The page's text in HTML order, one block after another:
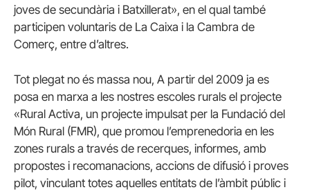
joves de secundària i Batxillerat», en el qual també
participen voluntaris de La Caixa i la Cambra de
Comerç, entre d’altres.
Tot plegat no és massa nou, A partir del 2009 ja es
posa en marxa a les nostres escoles rurals el projecte
«Rural Activa, un projecte impulsat per la Fundació del
Món Rural (FMR), que promou l’emprenedoria en les
zones rurals a través de recerques, informes, amb
propostes i recomanacions, accions de difusió i proves
pilot, vinculant totes aquelles entitats de l’àmbit públic i